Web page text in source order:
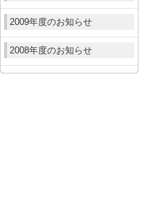
2009年度のお知らせ
2008年度のお知らせ